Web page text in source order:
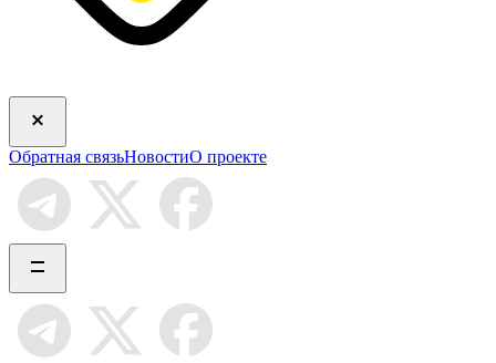
Обратная связьНовостиО проекте